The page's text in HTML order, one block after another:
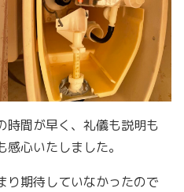
時間が早く、礼儀も説明も
心いたしました。
り期待していなかったので